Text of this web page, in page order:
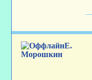
Е.
Морошкин